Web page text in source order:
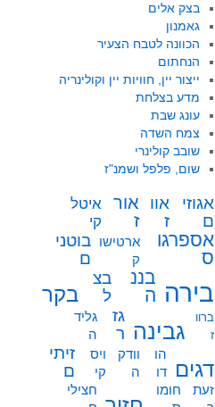
בצק אלים
גאמנון
הכוונה לטבח הצעיר
הנחתום
ייצור יין, חוויות יין וקולינריה
מדע בצלחת
עונג שבת
צמח השדה
שובב קולינרי
שום, פלפל ושמנ"ז
אגוזי
ם
אוו
ז
אור
ז
איטל
קי
אספרגו
ס
ארטישו
ק
בוטני
ם
בירה
בננ
ה
בצ
ל
בקר
ברוו
ז
גבינה
גז
ר
גליד
ה
דגים
הו
דו
וודק
ה
ויס
קי
זיתי
ם
זעת
חומו
חצילי